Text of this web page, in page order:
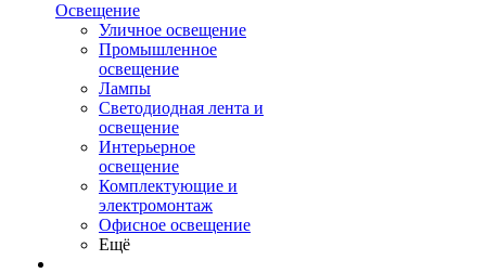
Освещение
Уличное освещение
Промышленное
освещение
Лампы
Светодиодная лента и
освещение
Интерьерное
освещение
Комплектующие и
электромонтаж
Офисное освещение
Ещё